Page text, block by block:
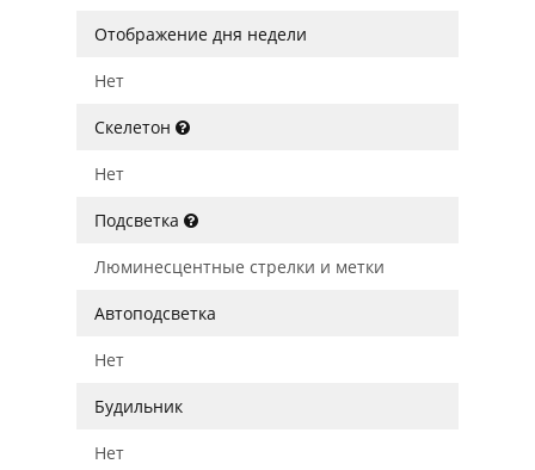
Отображение дня недели
Нет
Скелетон
Нет
Подсветка
Люминесцентные стрелки и метки
Автоподсветка
Нет
Будильник
Нет